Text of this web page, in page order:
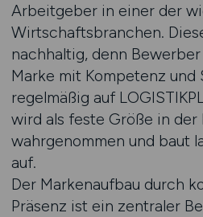
Arbeitgeber in einer der
Wirtschaftsbranchen.
nachhaltig, denn
Marke mit Kompetenz und
regelmäßig auf
wird als feste Größe in der
wahrgenommen und baut
auf.
Der Markenaufbau durch
Präsenz ist ein zentraler